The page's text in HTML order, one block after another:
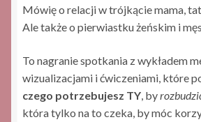
Mówię o relacji w trójkącie mama,
Ale także o pierwiastku żeńskim i
To nagranie spotkania z wykładem
wizualizacjami i ćwiczeniami, które
czego potrzebujesz TY, by
która tylko na to czeka, by móc